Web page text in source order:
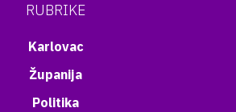
RUBRIKE
Karlovac
Županija
Politika